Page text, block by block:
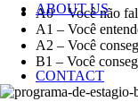
ABOUT US
CONTACT
A0 – Você não
A1 – Você
A2 – Você
B1 – Você